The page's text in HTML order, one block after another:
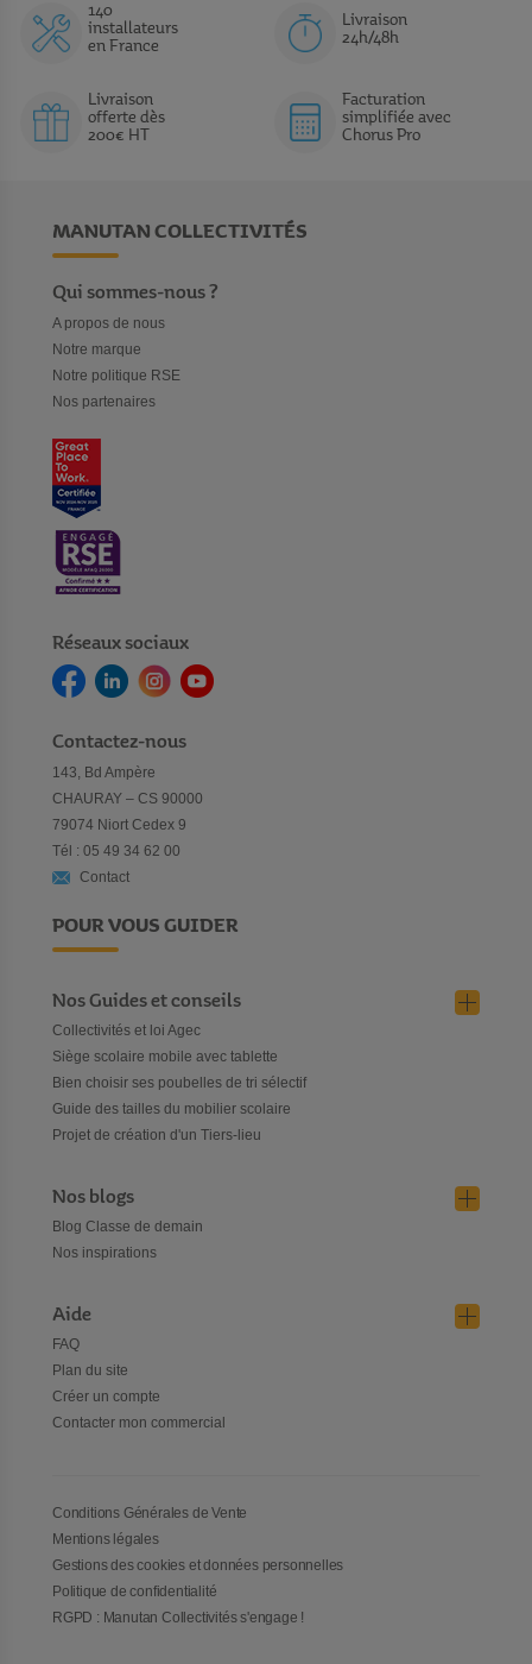
140
installateurs
en France
Livraison
24h/48h
Livraison
offerte dès
200€ HT
Facturation
simplifiée avec
Chorus Pro
MANUTAN COLLECTIVITÉS
Qui sommes-nous ?
A propos de nous
Notre marque
Notre politique RSE
Nos partenaires
Réseaux sociaux
Contactez-nous
143, Bd Ampère
CHAURAY – CS 90000
79074 Niort Cedex 9
Tél : 05 49 34 62 00
Contact
POUR VOUS GUIDER
Nos Guides et conseils
Collectivités et loi Agec
Siège scolaire mobile avec tablette
Bien choisir ses poubelles de tri sélectif
Guide des tailles du mobilier scolaire
Projet de création d'un Tiers-lieu
Nos blogs
Blog Classe de demain
Nos inspirations
Aide
FAQ
Plan du site
Créer un compte
Contacter mon commercial
Conditions Générales de Vente
Mentions légales
Gestions des cookies et données personnelles
Politique de confidentialité
RGPD : Manutan Collectivités s'engage !